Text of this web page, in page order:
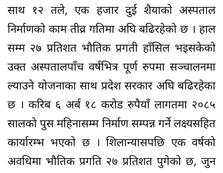
साथ १२ तले, एक हजार दुई शैयाको अस्पताल
निर्माणको काम तीव्र गतिमा अघि बढिरहेको छ । हाल
सम्म २७ प्रतिशत भौतिक प्रगती हाँसिल भइसकेको
उक्त अस्पतालपाँच वर्षभित्र पूर्ण रुपमा सञ्चालनमा
ल्याउने योजनाका साथ प्रदेश सरकार अघि बढिरहेका
छ । करिब ६ अर्ब १८ करोड रुपैयाँ लागतमा २०८५
सालको पुस महिनासम्म निर्माण सम्पन्न गर्ने लक्ष्यसहित
कार्यारम्भ भएको छ । शिलान्यासपछि एक वर्षको
अवधिमा भौतिक प्रगति २७ प्रतिशत पुगेको छ, जुन